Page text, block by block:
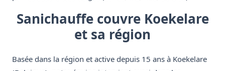
Sanichauffe couvre Koekelare
et sa région
Basée dans la région et active depuis 15 ans à Koekelare